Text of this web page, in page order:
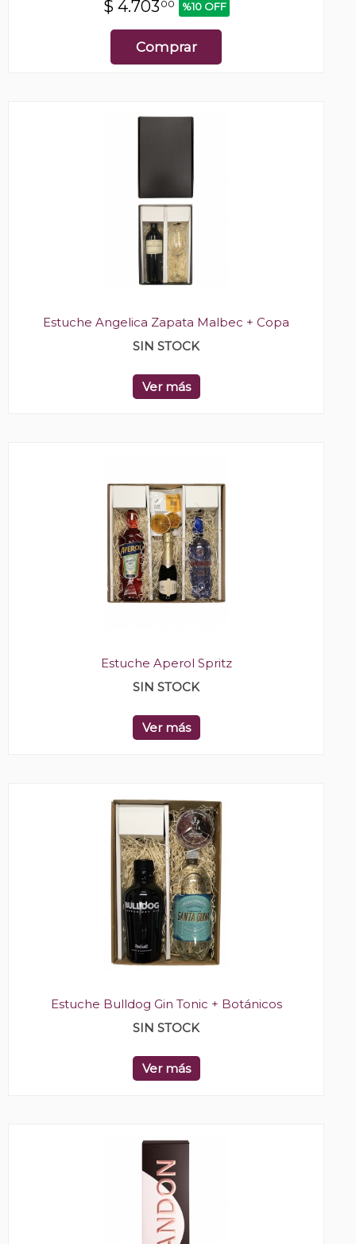
$ 4.703 00 %10 OFF
Comprar
Estuche Angelica Zapata Malbec + Copa
SIN STOCK
Ver más
Estuche Aperol Spritz
SIN STOCK
Ver más
Estuche Bulldog Gin Tonic + Botánicos
SIN STOCK
Ver más